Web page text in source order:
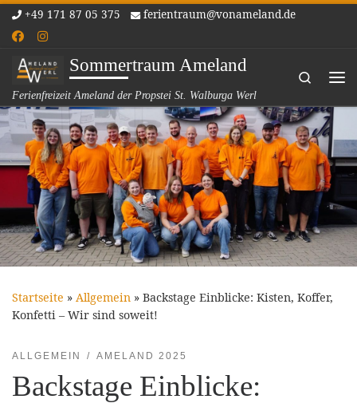
Zum Inhalt springen
+49 171 87 05 375 ferientraum@vonameland.de
Sommertraum Ameland
Ferienfreizeit Ameland der Propstei St. Walburga Werl
Search
Startseite » Allgemein » Backstage Einblicke: Kisten, Koffer,
Konfetti – Wir sind soweit!
ALLGEMEIN AMELAND 2025
Backstage Einblicke: